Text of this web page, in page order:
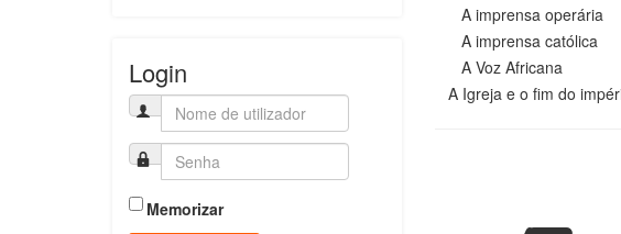
Login
Memorizar
A imprensa operária
A imprensa católica
A Voz Africana
A Igreja e o fim do